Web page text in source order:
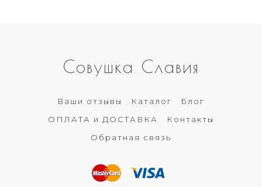
Совушка Славия
Ваши отзывы Каталог
Блог
ОПЛАТА и ДОСТАВКА
Контакты
Обратная связь